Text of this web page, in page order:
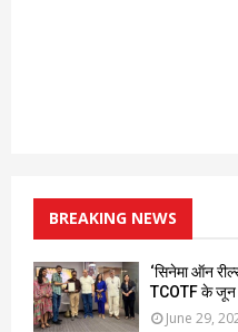
BREAKING NEWS
‘सिनेमा ऑन
TCOTF के जून
June 29,